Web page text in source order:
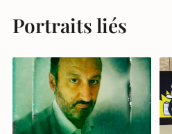
Portraits liés